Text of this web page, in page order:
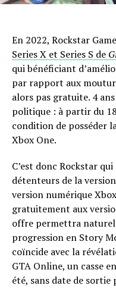
En 2022, Rockstar
Series X et Series S de
qui bénéficiant
par rapport aux
alors pas gratuite. 4
politique : à partir du
condition de posséder
Xbox One.
C’est donc Rockstar
détenteurs de la
version numérique
gratuitement aux
offre permettra
progression en Story
coïncide avec la
GTA Online, un casse
été, sans date de sortie